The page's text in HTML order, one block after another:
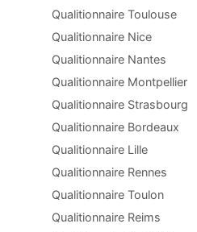
Qualitionnaire Toulouse
Qualitionnaire Nice
Qualitionnaire Nantes
Qualitionnaire Montpellier
Qualitionnaire Strasbourg
Qualitionnaire Bordeaux
Qualitionnaire Lille
Qualitionnaire Rennes
Qualitionnaire Toulon
Qualitionnaire Reims